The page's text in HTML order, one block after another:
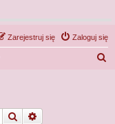
Zaloguj się
Zarejestruj się
Szukaj